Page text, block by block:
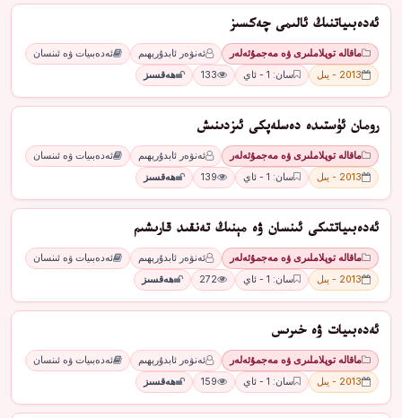
ئەدەبىياتنىڭ ئالىمى چەكسىز
ماقالە توپلاملىرى ۋە مەجمۇئەلەر ئەنۋەر ئابدۇرېھىم
ئەدەبىيات ۋە ئىنسان
2013 - يىل
سان: 1 - ئاي 133 ھەقسىز
رومان ئۈستىدە دەسلەپكى ئىزدىنىش
ماقالە توپلاملىرى ۋە مەجمۇئەلەر ئەنۋەر ئابدۇرېھىم
ئەدەبىيات ۋە ئىنسان
2013 - يىل
سان: 1 - ئاي 139 ھەقسىز
ئەدەبىياتتىكى ئىنسان ۋە مېنىڭ تەنقىد قارىشىم
ماقالە توپلاملىرى ۋە مەجمۇئەلەر ئەنۋەر ئابدۇرېھىم
ئەدەبىيات ۋە ئىنسان
2013 - يىل
سان: 1 - ئاي 272 ھەقسىز
ئەدەبىيات ۋە خىرىس
ماقالە توپلاملىرى ۋە مەجمۇئەلەر ئەنۋەر ئابدۇرېھىم
ئەدەبىيات ۋە ئىنسان
2013 - يىل
سان: 1 - ئاي 159 ھەقسىز